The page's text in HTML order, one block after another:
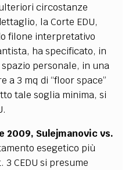
circostanze
la Corte EDU,
filone interpretativo
ha specificato, in
personale, in una
a 3 mq di “floor space”
tale soglia minima, si
2009, Sulejmanovic vs.
esegetico più
CEDU si presume